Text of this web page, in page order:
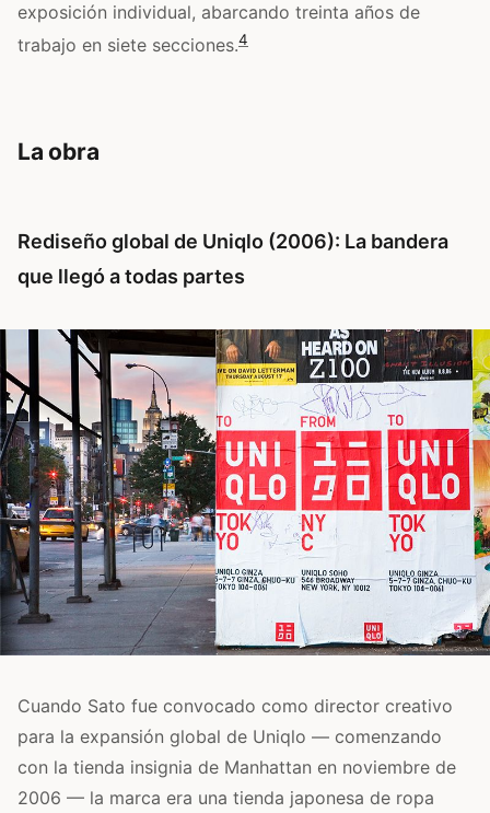
exposición individual, abarcando treinta años de
trabajo en siete secciones.4
La obra
Rediseño global de Uniqlo (2006): La bandera
que llegó a todas partes
Cuando Sato fue convocado como director creativo
para la expansión global de Uniqlo — comenzando
con la tienda insignia de Manhattan en noviembre de
2006 — la marca era una tienda japonesa de ropa